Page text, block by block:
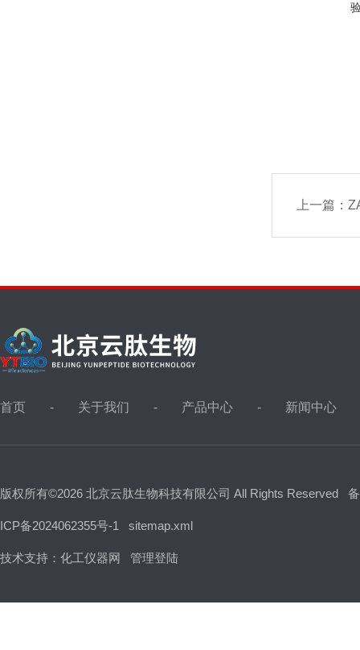
上一篇：
首页 关于我们 产品中心 新闻中心
版权所有©2026 北京云肽生物科技有限公司 All Rights Reserved
ICP备2024062355号-1 sitemap.xml
技术支持： 化工仪器网 管理登陆